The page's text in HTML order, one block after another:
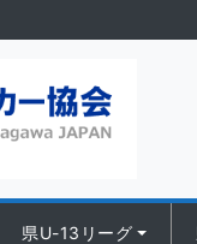
県U-13リーグ